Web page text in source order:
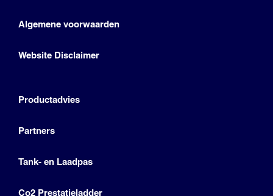
Algemene voorwaarden
Website Disclaimer
Productadvies
Partners
Tank- en Laadpas
Co2 Prestatieladder